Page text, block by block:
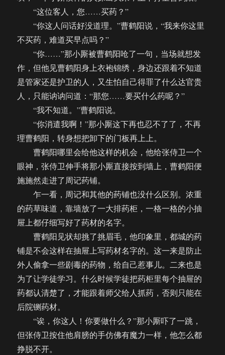
“这位客人，您……买药？”
“你这人问话好没道理。”曹鹤阳说，“我来你这里
不买药，难道买早点吗？”
“你……”那小厮被曹鹤阳呛了一句，当场就想发
作，但他见曹鹤阳身上衣袍锦绣，身边还跟着不知道
是管家还是护卫的人，又生怕自己得罪了什么达官贵
人，只能讷讷问道：“那您……要买什么药呢？”
“我不知道。”曹鹤阳说。
“你消遣我啊！”那小厮这下再也忍不了了，不再
理曹鹤阳，转身想把卸下的门板再上上。
曹鹤阳哪里会给他这样的机会，他给张侍卫一个
眼神，张侍卫伸手将那小厮直接按到墙上，曹鹤阳便
施施然走进了周记药铺。
乍一看，周记和其他的药铺也没什么区别。浓重
的药草味道，靠墙放了一大排药柜，一格一格的小抽
屉上都仔细写好了药材的名字。
曹鹤阳见状却挑了挑眉毛，他印象里，都城的药
铺是不会这样在抽屉上写药材名字的。这一来是防止
外人偷拿一些剧毒的药物，给自己惹事儿。二来也是
为了让学徒学习。什么时候学徒把药柜里每个抽屉的
药都认清楚了，才能跟着师父给人抓药，否则只能在
后院铡药材。
“诶，你这人！你要做什么？”那小厮吓了一跳，
但张侍卫按住他肩膀的手仿佛有魔力一样，他怎么都
挣脱不开。